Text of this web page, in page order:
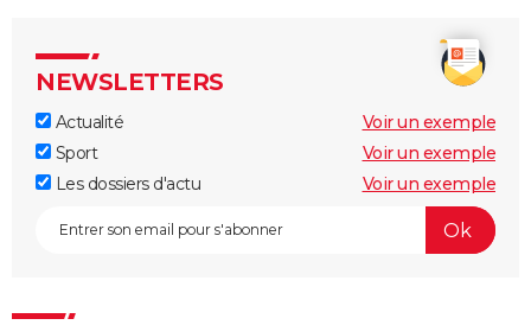
NEWSLETTERS
Actualité
Voir un exemple
Sport
Voir un exemple
Les dossiers d'actu
Voir un exemple